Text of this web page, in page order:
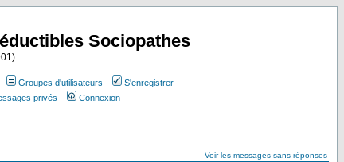
Sociopathes
Groupes d'utilisateurs
S'enregistrer
privés Connexion
Voir les messages sans réponses